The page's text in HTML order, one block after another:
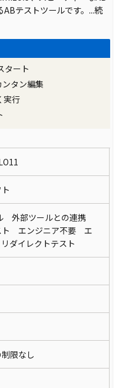
ABテストツールです。...続
タート
タン編集
実行
ト
外部ツールとの連携
ト エンジニア不要 エ
ダイレクトテスト
限なし